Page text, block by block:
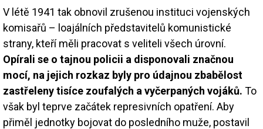
V létě 1941 tak obnovil zrušenou instituci vojenských
komisařů – loajálních představitelů komunistické
strany, kteří měli pracovat s veliteli všech úrovní.
Opírali se o tajnou policii a disponovali značnou
mocí, na jejich rozkaz byly pro údajnou zbabělost
zastřeleny tisíce zoufalých a vyčerpaných vojáků. To
však byl teprve začátek represivních opatření. Aby
přiměl jednotky bojovat do posledního muže, postavil